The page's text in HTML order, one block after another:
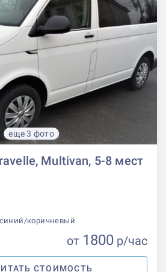
еще 3 фото
Multivan, 5-8 мест
коричневый
от 1800 р/час
СТОИМОСТЬ